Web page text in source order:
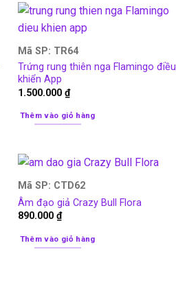
Mã SP: TR64
Trứng rung thiên nga Flamingo điều
khiển App
1.500.000₫
Thêm vào giỏ hàng
Mã SP: CTD62
Âm đạo giả Crazy Bull Flora
890.000₫
Thêm vào giỏ hàng